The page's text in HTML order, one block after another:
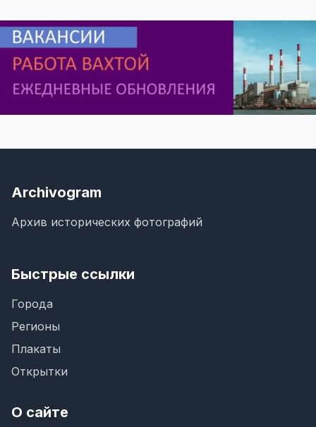
Archivogram
Архив исторических фотографий
Быстрые ссылки
Города
Регионы
Плакаты
Открытки
О сайте